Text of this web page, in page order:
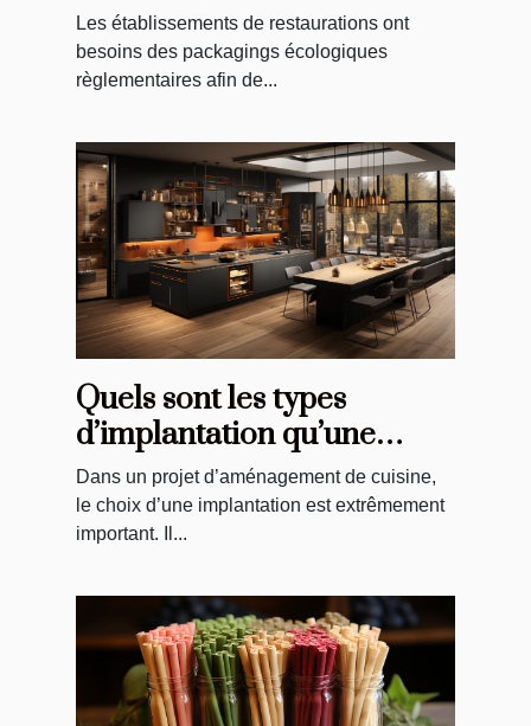
bon emballage pour votre
restaurant
Les établissements de restaurations ont
besoins des packagings écologiques
règlementaires afin de...
Quels sont les types
d’implantation qu’une
agence d’aménagement
propose pour
l’aménagement de votre
Dans un projet d’aménagement de cuisine,
le choix d’une implantation est extrêmement
important. Il...